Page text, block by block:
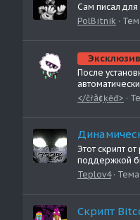
Сам писал для
PolBitnik
Эксклюзив
После
</čŕã¢ķēđ>
Этот скрипт
поддержкой
Teplov4
Тема
Скрипт